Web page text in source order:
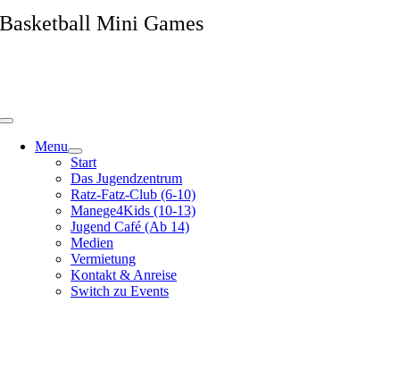
Zum
Inhalt
Menu
Start
Das Jugendzentrum
Ratz-Fatz-Club (6-10)
Manege4Kids (10-13)
Jugend Café (Ab 14)
Medien
Vermietung
Kontakt & Anreise
Switch zu Events
Basketball Mini Games